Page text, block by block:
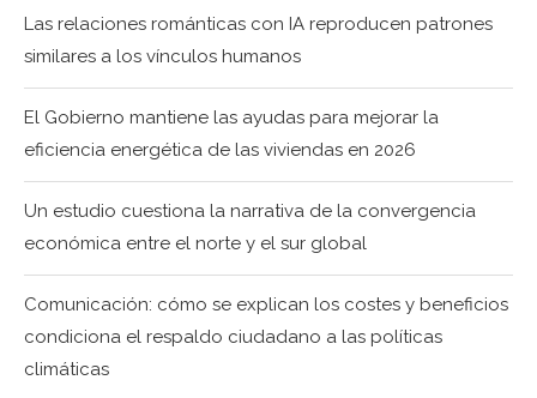
Las relaciones románticas con IA reproducen patrones
similares a los vínculos humanos
El Gobierno mantiene las ayudas para mejorar la
eficiencia energética de las viviendas en 2026
Un estudio cuestiona la narrativa de la convergencia
económica entre el norte y el sur global
Comunicación: cómo se explican los costes y beneficios
condiciona el respaldo ciudadano a las políticas
climáticas